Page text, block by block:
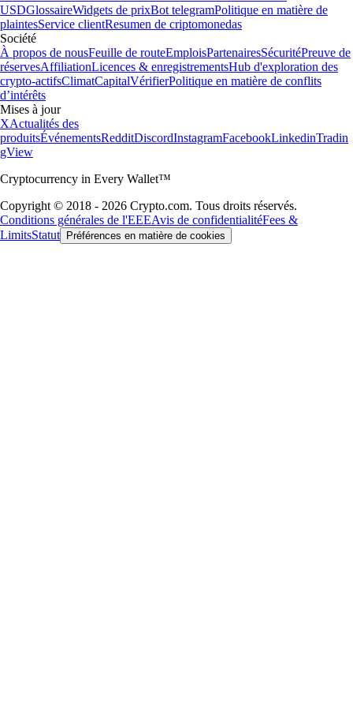
USDGlossaireWidgets de prixBot telegramPolitique en matière de
plaintesService clientResumen de criptomonedas
Société
À propos de nousFeuille de routeEmploisPartenairesSécuritéPreuve de
réservesAffiliationLicences & enregistrementsHub d'exploration des
crypto-actifsClimatCapitalVérifierPolitique en matière de conflits
d’intérêts
Mises à jour
XActualités des
produitsÉvénementsRedditDiscordInstagramFacebookLinkedinTradin
gView
Cryptocurrency in Every Wallet™
Copyright © 2018 - 2026 Crypto.com. Tous droits réservés.
Conditions générales de l'EEEAvis de confidentialitéFees &
LimitsStatut Préférences en matière de cookies